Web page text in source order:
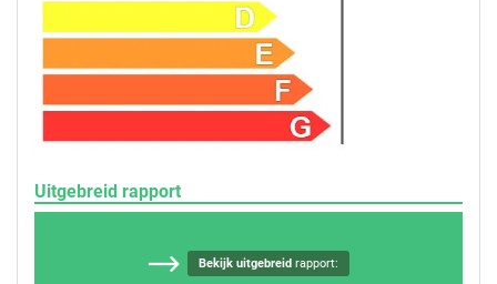
Uitgebreid rapport
Bekijk uitgebreidrapport: